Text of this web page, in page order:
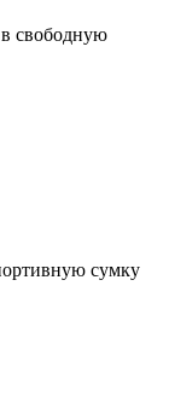
свободную
сумку